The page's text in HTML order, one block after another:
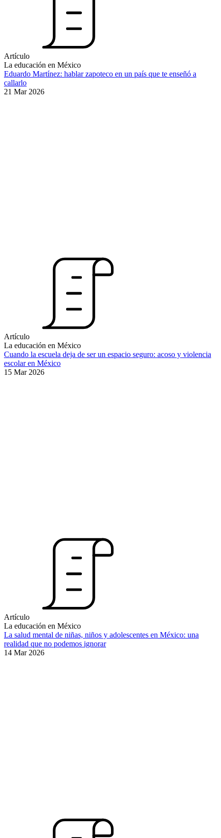
Artículo
La educación en México
Eduardo Martínez: hablar zapoteco en un país que te enseñó a
callarlo
21 Mar 2026
Artículo
La educación en México
Cuando la escuela deja de ser un espacio seguro: acoso y violencia
escolar en México
15 Mar 2026
Artículo
La educación en México
La salud mental de niñas, niños y adolescentes en México: una
realidad que no podemos ignorar
14 Mar 2026